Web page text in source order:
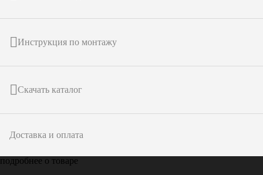
Инструкция по монтажу
Скачать каталог
Доставка и оплата
подробнее о товаре